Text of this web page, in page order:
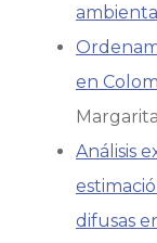
ambiental
en
Análisis
difusas